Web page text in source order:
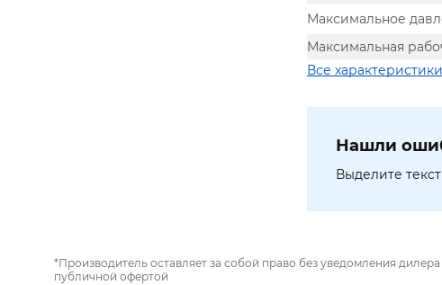
Максимальное
Максимальная
Все характеристики
Нашли
Выделите
*Производитель оставляет за собой право без уведомления
публичной офертой